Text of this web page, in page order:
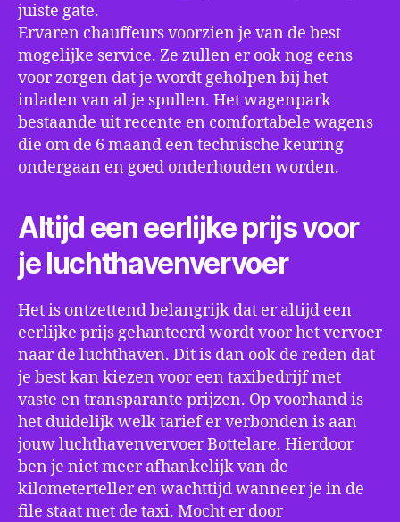
juiste gate.
Ervaren chauffeurs voorzien je van de best
mogelijke service. Ze zullen er ook nog eens
voor zorgen dat je wordt geholpen bij het
inladen van al je spullen. Het wagenpark
bestaande uit recente en comfortabele wagens
die om de 6 maand een technische keuring
ondergaan en goed onderhouden worden.
Altijd een eerlijke prijs voor
je luchthavenvervoer
Het is ontzettend belangrijk dat er altijd een
eerlijke prijs gehanteerd wordt voor het vervoer
naar de luchthaven. Dit is dan ook de reden dat
je best kan kiezen voor een taxibedrijf met
vaste en transparante prijzen. Op voorhand is
het duidelijk welk tarief er verbonden is aan
jouw luchthavenvervoer Bottelare. Hierdoor
ben je niet meer afhankelijk van de
kilometerteller en wachttijd wanneer je in de
file staat met de taxi. Mocht er door